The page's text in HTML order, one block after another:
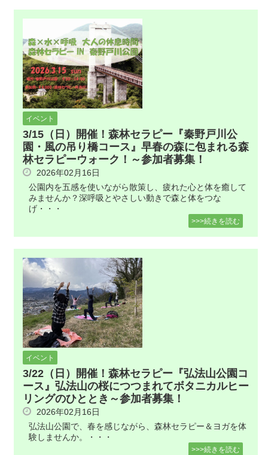
イベント
3/15（日）開催！森林セラピー『秦野戸川公
園・風の吊り橋コース』早春の森に包まれる森
林セラピーウォーク！～参加者募集！
2026年02月16日
公園内を五感を使いながら散策し、疲れた心と体を癒して
みませんか？深呼吸とやさしい動きで森と体をつな
げ・・・
>>>続きを読む
イベント
3/22（日）開催！森林セラピー『弘法山公園コ
ース』弘法山の桜につつまれてボタニカルヒー
リングのひととき～参加者募集！
2026年02月16日
弘法山公園で、春を感じながら、森林セラピー＆ヨガを体
験しませんか。・・・
>>>続きを読む